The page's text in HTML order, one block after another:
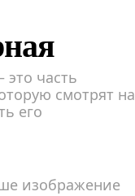
это часть
смотрят на
его
изображение